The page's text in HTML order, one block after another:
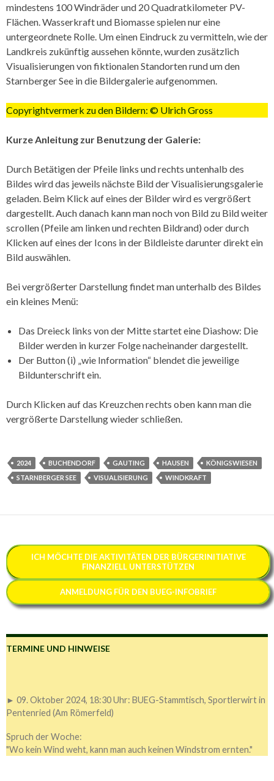
mindestens 100 Windräder und 20 Quadratkilometer PV-
Flächen. Wasserkraft und Biomasse spielen nur eine
untergeordnete Rolle. Um einen Eindruck zu vermitteln, wie der
Landkreis zukünftig aussehen könnte, wurden zusätzlich
Visualisierungen von fiktionalen Standorten rund um den
Starnberger See in die Bildergalerie aufgenommen.
Copyrightvermerk zu den Bildern: © Ulrich Gross
Kurze Anleitung zur Benutzung der Galerie:
Durch Betätigen der Pfeile links und rechts untenhalb des
Bildes wird das jeweils nächste Bild der Visualisierungsgalerie
geladen. Beim Klick auf eines der Bilder wird es vergrößert
dargestellt. Auch danach kann man noch von Bild zu Bild weiter
scrollen (Pfeile am linken und rechten Bildrand) oder durch
Klicken auf eines der Icons in der Bildleiste darunter direkt ein
Bild auswählen.
Bei vergrößerter Darstellung findet man unterhalb des Bildes
ein kleines Menü:
Das Dreieck links von der Mitte startet eine Diashow: Die
Bilder werden in kurzer Folge nacheinander dargestellt.
Der Button (i) „wie Information“ blendet die jeweilige
Bildunterschrift ein.
Durch Klicken auf das Kreuzchen rechts oben kann man die
vergrößerte Darstellung wieder schließen.
2024 BUCHENDORF GAUTING HAUSEN
KÖNIGSWIESEN
STARNBERGER SEE
VISUALISIERUNG WINDKRAFT
ICH MÖCHTE DIE AKTIVITÄTEN DER BÜRGERINITIATIVE
FINANZIELL UNTERSTÜTZEN
ANMELDUNG FÜR DEN BUEG-INFOBRIEF
TERMINE UND HINWEISE
► 09. Oktober 2024, 18:30 Uhr: BUEG-Stammtisch, Sportlerwirt in
Pentenried (Am Römerfeld)
Spruch der Woche:
"Wo kein Wind weht, kann man auch keinen Windstrom ernten."